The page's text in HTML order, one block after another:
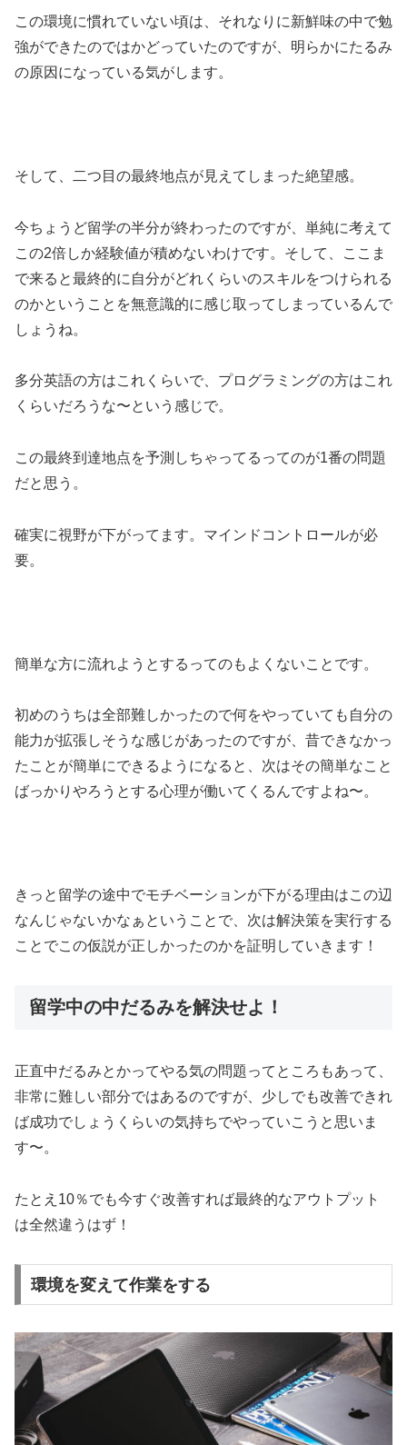
この環境に慣れていない頃は、それなりに新鮮味の中で勉
強ができたのではかどっていたのですが、明らかにたるみ
の原因になっている気がします。
そして、二つ目の最終地点が見えてしまった絶望感。
今ちょうど留学の半分が終わったのですが、単純に考えて
この2倍しか経験値が積めないわけです。そして、ここま
で来ると最終的に自分がどれくらいのスキルをつけられる
のかということを無意識的に感じ取ってしまっているんで
しょうね。
多分英語の方はこれくらいで、プログラミングの方はこれ
くらいだろうな〜という感じで。
この最終到達地点を予測しちゃってるってのが1番の問題
だと思う。
確実に視野が下がってます。マインドコントロールが必
要。
簡単な方に流れようとするってのもよくないことです。
初めのうちは全部難しかったので何をやっていても自分の
能力が拡張しそうな感じがあったのですが、昔できなかっ
たことが簡単にできるようになると、次はその簡単なこと
ばっかりやろうとする心理が働いてくるんですよね〜。
きっと留学の途中でモチベーションが下がる理由はこの辺
なんじゃないかなぁということで、次は解決策を実行する
ことでこの仮説が正しかったのかを証明していきます！
留学中の中だるみを解決せよ！
正直中だるみとかってやる気の問題ってところもあって、
非常に難しい部分ではあるのですが、少しでも改善できれ
ば成功でしょうくらいの気持ちでやっていこうと思いま
す〜。
たとえ10％でも今すぐ改善すれば最終的なアウトプット
は全然違うはず！
環境を変えて作業をする